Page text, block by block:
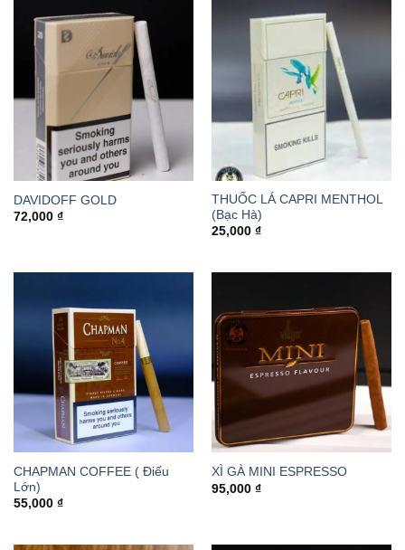
DAVIDOFF GOLD
72,000 ₫
THUỐC LÁ CAPRI MENTHOL
(Bạc Hà)
25,000 ₫
CHAPMAN COFFEE ( Điếu
Lớn)
55,000 ₫
XÌ GÀ MINI ESPRESSO
95,000 ₫